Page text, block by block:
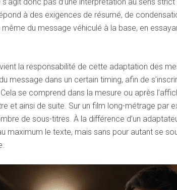
à des exigences de résumé, de
même du message véhiculé à la base, en
la responsabilité de cette adaptation des
message dans un certain timing, afin de
se comprend dans la mesure ou après
et ainsi de suite. Sur un film long-métrage par
de sous-titres. À la différence d’un
maximum le texte, mais sans pour autant se